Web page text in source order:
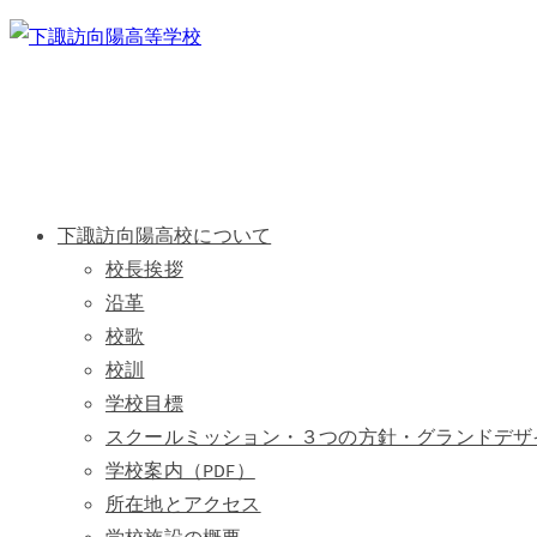
下諏訪向陽高校について
校長挨拶
沿革
校歌
校訓
学校目標
スクールミッション・３つの方針・グランドデ
学校案内（PDF）
所在地とアクセス